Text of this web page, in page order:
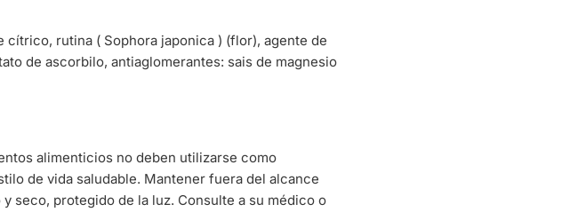
rutina ( Sophora japonica ) (flor), agente de
de ascorbilo, antiaglomerantes: sais de magnesio
alimenticios no deben utilizarse como
de vida saludable. Mantener fuera del alcance
seco, protegido de la luz. Consulte a su médico o